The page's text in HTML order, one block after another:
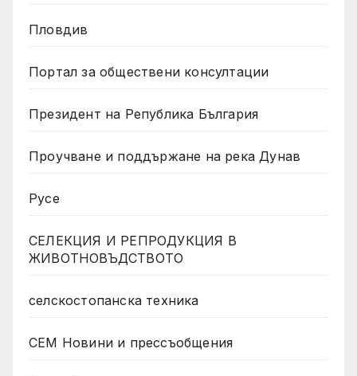
Пловдив
Портал за обществени консултации
Президент на Република България
Проучване и поддържане на река Дунав
Русе
СЕЛЕКЦИЯ И РЕПРОДУКЦИЯ В
ЖИВОТНОВЪДСТВОТО
селскостопанска техника
СЕМ Новини и прессъобщения